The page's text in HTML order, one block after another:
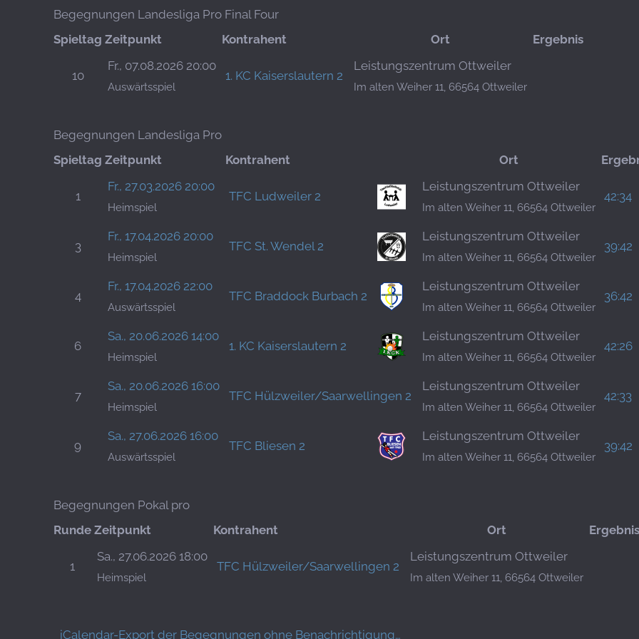
Begegnungen Landesliga Pro Final Four
Spieltag Zeitpunkt Kontrahent Ort Ergebnis
10
Fr., 07.08.2026 20:00
Auswärtsspiel
1. KC Kaiserslautern 2
Leistungszentrum Ottweiler
Im alten Weiher 11, 66564 Ottweiler
Begegnungen Landesliga Pro
Spieltag Zeitpunkt Kontrahent Ort
1
Fr., 27.03.2026 20:00
Heimspiel
TFC Ludweiler 2
Leistungszentrum Ottweiler
Im alten Weiher 11, 66564 Ottweiler
42:34
3
Fr., 17.04.2026 20:00
Heimspiel
TFC St. Wendel 2
Leistungszentrum Ottweiler
Im alten Weiher 11, 66564 Ottweiler
39:42
4
Fr., 17.04.2026 22:00
Auswärtsspiel
TFC Braddock Burbach 2
Leistungszentrum Ottweiler
Im alten Weiher 11, 66564 Ottweiler
36:42
6
Sa., 20.06.2026 14:00
Heimspiel
1. KC Kaiserslautern 2
Leistungszentrum Ottweiler
Im alten Weiher 11, 66564 Ottweiler
42:26
7
Sa., 20.06.2026 16:00
Heimspiel
TFC Hülzweiler/Saarwellingen 2
Leistungszentrum Ottweiler
Im alten Weiher 11, 66564 Ottweiler
42:33
9
Sa., 27.06.2026 16:00
Auswärtsspiel
TFC Bliesen 2
Leistungszentrum Ottweiler
Im alten Weiher 11, 66564 Ottweiler
39:42
Begegnungen Pokal pro
Runde Zeitpunkt Kontrahent Ort Ergebnis
1
Sa., 27.06.2026 18:00
Heimspiel
TFC Hülzweiler/Saarwellingen 2
Leistungszentrum Ottweiler
Im alten Weiher 11, 66564 Ottweiler
iCalendar-Export der Begegnungen ohne Benachrichtigung…